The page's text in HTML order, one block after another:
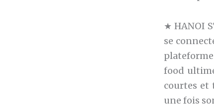
★ HANOI
se
food
courtes et
une fois